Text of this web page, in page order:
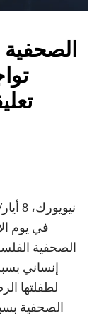
في يوم
الصحفية
إنساني
لطفلتها
الصحفية